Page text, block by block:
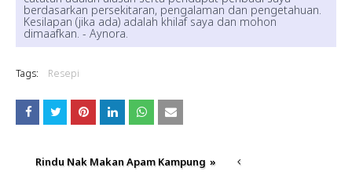
berdasarkan persekitaran, pengalaman dan pengetahuan.
Kesilapan (jika ada) adalah khilaf saya dan mohon
dimaafkan. - Aynora.
Tags: Resepi
Rindu Nak Makan Apam Kampung »